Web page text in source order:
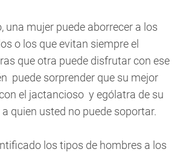
una mujer puede aborrecer a los
o los que evitan siempre el
que otra puede disfrutar con ese
puede sorprender que su mejor
el jactancioso y ególatra de su
quien usted no puede soportar.
los tipos de hombres a los